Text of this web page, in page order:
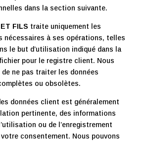
dans la section suivante.
FILS traite uniquement les
nécessaires à ses opérations, telles
le but d’utilisation indiqué dans la
pour le registre client. Nous
ne pas traiter les données
ou obsolètes.
données client est généralement
pertinente, des informations
ou de l’enregistrement
votre consentement. Nous pouvons